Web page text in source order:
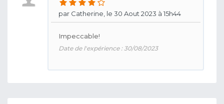
par Catherine, le 30 Aout 2023 à 15h44
Impeccable!
Date de l'expérience : 30/08/2023